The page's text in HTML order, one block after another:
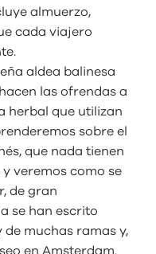
almuerzo,
cada viajero
aldea balinesa
las ofrendas a
herbal que utilizan
sobre el
que nada tienen
veremos como se
de gran
se han escrito
muchas ramas y,
en Amsterdam.